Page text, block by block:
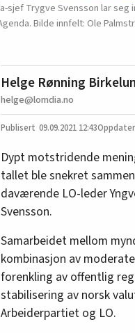
sjef Trygve Svensson lar seg
Bilde innfelt: Ole
Helge Rønning
helge@lomdia.no
09.09.2021 12:43
Dypt motstridende
tallet ble snekret
daværende LO-leder
Svensson.
Samarbeidet mellom
kombinasjon av
forenkling av offentlig
stabilisering av norsk
Arbeiderpartiet og LO.